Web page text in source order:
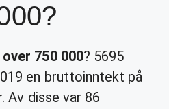
750 000? 5695
en bruttoinntekt på
Av disse var 86